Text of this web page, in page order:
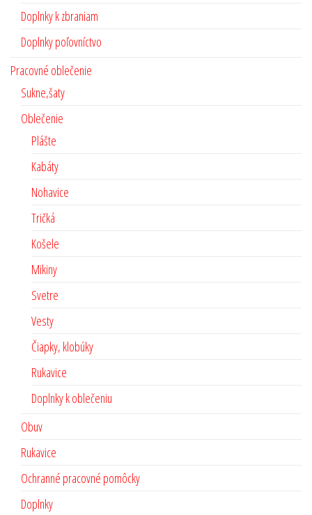
Doplnky k zbraniam
Doplnky poľovníctvo
Pracovné oblečenie
Sukne,šaty
Oblečenie
Plášte
Kabáty
Nohavice
Tričká
Košele
Mikiny
Svetre
Vesty
Čiapky, klobúky
Rukavice
Doplnky k oblečeniu
Obuv
Rukavice
Ochranné pracovné pomôcky
Doplnky